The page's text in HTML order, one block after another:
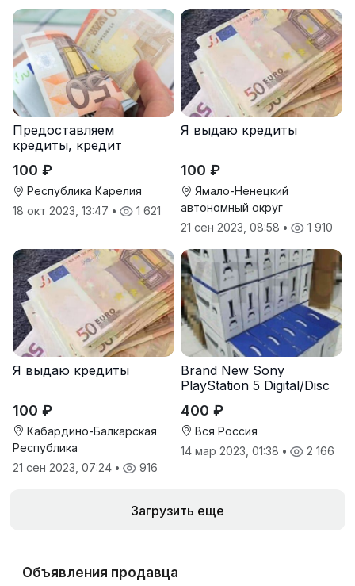
Предоставляем
кредиты, кредит
100 ₽
Республика Карелия
18 окт 2023, 13:47 • 1 621
Я выдаю кредиты
100 ₽
Ямало-Ненецкий
автономный округ
21 сен 2023, 08:58 • 1 910
Я выдаю кредиты
100 ₽
Кабардино-Балкарская
Республика
21 сен 2023, 07:24 • 916
Brand New Sony
PlayStation 5 Digital/Disc
Edition
400 ₽
Вся Россия
14 мар 2023, 01:38 • 2 166
Загрузить еще
Объявления продавца